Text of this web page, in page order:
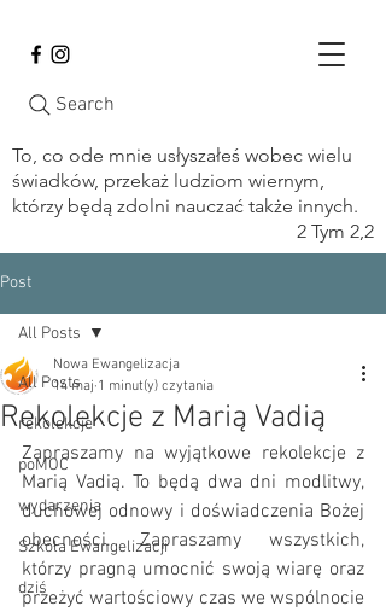
Search
To, co ode mnie usłyszałeś wobec wielu
świadków, przekaż ludziom wiernym,
którzy będą zdolni nauczać także innych.
2 Tym 2,2
Post
All Posts
rekolekcje
poMOC
wydarzenia
Szkoła Ewangelizacji
dziś
All Posts
Rekolekcje z Marią Vadią
Nowa Ewangelizacja
14 maj 1 minut(y) czytania
Zapraszamy na wyjątkowe rekolekcje z
Marią Vadią. To będą dwa dni modlitwy,
duchowej odnowy i doświadczenia Bożej
obecności. Zapraszamy wszystkich,
którzy pragną umocnić swoją wiarę oraz
przeżyć wartościowy czas we wspólnocie